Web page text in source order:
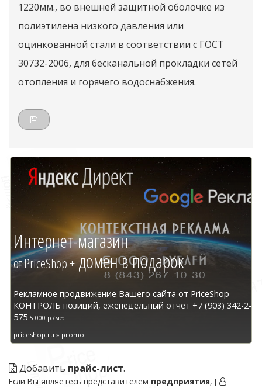
1220мм., во внешней защитной оболочке из
полиэтилена низкого давления или
оцинкованной стали в соответствии с ГОСТ
30732-2006, для бесканальной прокладки сетей
отопления и горячего водоснабжения.
Интернет-магазин
от PriceShop +домен в подарок
Рекламное продвижение Вашего сайта от PriceShop
КОНТРОЛЬ позиций, еженедельный отчёт +7 (903) 342-2-
575 5 000 р./мес
priceshop.ru » promo
Добавить прайс-лист.
Если Вы являетесь представителем предприятия, [